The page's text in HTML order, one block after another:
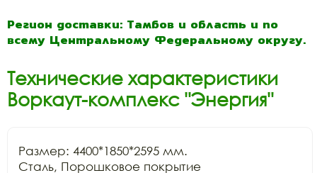
Регион доставки: Тамбов и область и по
всему Центральному Федеральному округу.
Технические характеристики
Воркаут-комплекс "Энергия"
Размер: 4400*1850*2595 мм.
Сталь, Порошковое покрытие